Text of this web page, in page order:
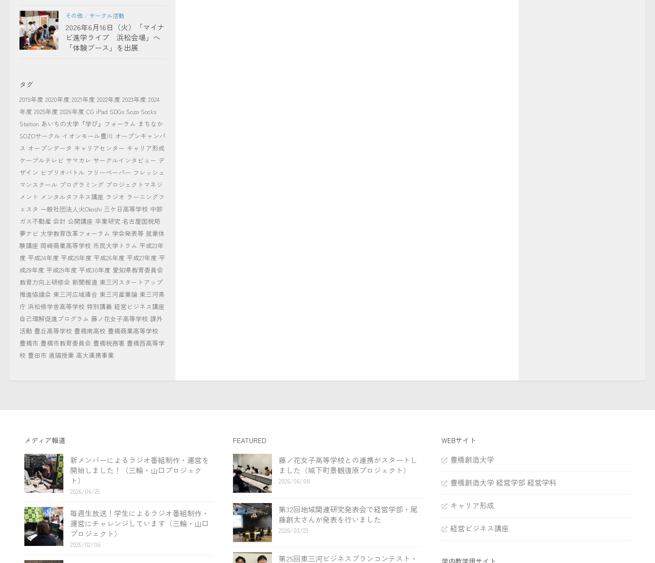
その他 / サークル活動
2026年6月16日（火）「マイナ
ビ進学ライブ 浜松会場」へ
「体験ブース」を出展
タグ
2019年度 2020年度 2021年度 2022年度 2023年度 2024
年度 2025年度 2026年度 CG iPad SDGs Sozo Socks
Station あいちの大学『学び』フォーラム まちなか
SOZOサークル イオンモール豊川 オープンキャンパ
ス オープンデータ キャリアセンター キャリア形成
ケーブルテレビ サマカレ サークルインタビュー デ
ザイン ビブリオバトル フリーペーパー フレッシュ
マンスクール プログラミング プロジェクトマネジ
メント メンタルタフネス講座 ラジオ ラーニングフ
ェスタ 一般社団法人火Okoshi 三ケ日高等学校 中部
ガス不動産 会計 公開講座 卒業研究 名古屋国税局
夢ナビ 大学教育改革フォーラム 学会発表等 就業体
験講座 岡崎商業高等学校 市民大学トラム 平成23年
度 平成24年度 平成25年度 平成26年度 平成27年度 平
成28年度 平成29年度 平成30年度 愛知県教育委員会
教育力向上研修会 新聞報道 東三河スタートアップ
推進協議会 東三河広域連合 東三河産業論 東三河県
庁 浜松修学舎高等学校 特別講義 経営ビジネス講座
自己理解促進プログラム 藤ノ花女子高等学校 課外
活動 豊丘高等学校 豊橋南高校 豊橋商業高等学校
豊橋市 豊橋市教育委員会 豊橋税務署 豊橋西高等学
校 豊田市 遠隔授業 高大連携事業
メディア報道
新メンバーによるラジオ番組制作・運営を
開始しました！（三輪・山口プロジェク
ト）
2026/06/25
毎週生放送！学生によるラジオ番組制作・
運営にチャレンジしています（三輪・山口
プロジェクト）
2025/02/06
FEATURED
藤ノ花女子高等学校との連携がスタートし
ました（城下町景観復原プロジェクト）
2026/06/08
第32回地域関連研究発表会で経営学部・尾
藤創太さんが発表を行いました
2026/03/23
第25回東三河ビジネスプランコンテスト・
WEBサイト
豊橋創造大学
豊橋創造大学 経営学部 経営学科
キャリア形成
経営ビジネス講座
学内教学用サイト